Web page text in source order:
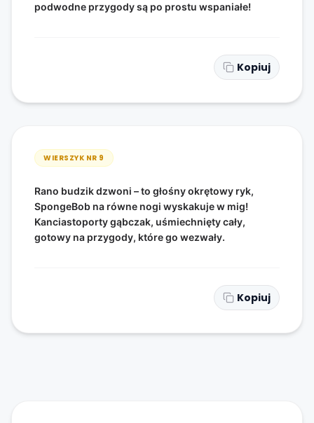
podwodne przygody są po prostu wspaniałe!
Kopiuj
WIERSZYK NR 9
Rano budzik dzwoni – to głośny okrętowy ryk,
SpongeBob na równe nogi wyskakuje w mig!
Kanciastoporty gąbczak, uśmiechnięty cały,
gotowy na przygody, które go wezwały.
Kopiuj